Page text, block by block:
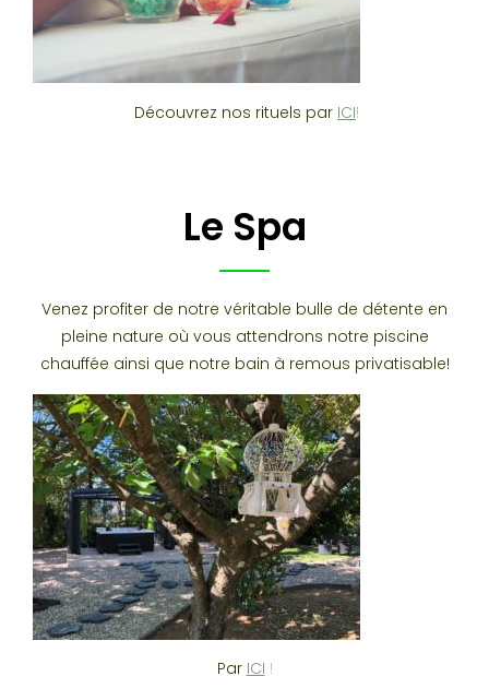
Découvrez nos rituels par ICI!
Le Spa
Venez profiter de notre véritable bulle de détente en
pleine nature où vous attendrons notre piscine
chauffée ainsi que notre bain à remous privatisable!
Par ICI !